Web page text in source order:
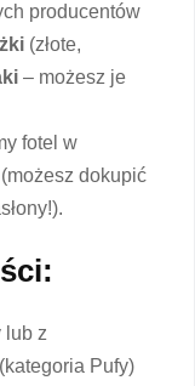
producentów
(złote,
– możesz je
fotel w
dokupić
lub z
Pufy)